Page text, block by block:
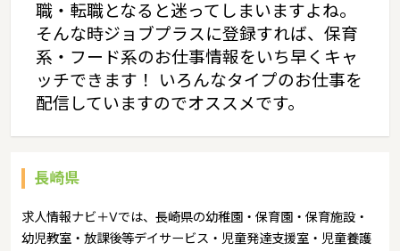
職・転職となると迷ってしまいますよね。
そんな時ジョブプラスに登録すれば、保育
系・フード系のお仕事情報をいち早くキャ
ッチできます！ いろんなタイプのお仕事を
配信していますのでオススメです。
長崎県
求人情報ナビ＋Vでは、長崎県の幼稚園・保育園・保育施設・
幼児教室・放課後等デイサービス・児童発達支援室・児童養護